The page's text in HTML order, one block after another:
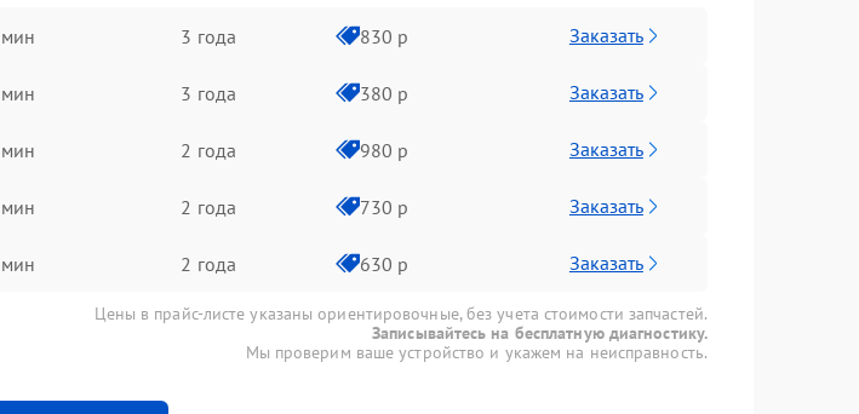
3 года 830 р Заказать
3 года 380 р Заказать
2 года 980 р Заказать
2 года 730 р Заказать
2 года 630 р Заказать
Цены в прайс-листе указаны ориентировочные, без учета стоимости запчастей.
Записывайтесь на бесплатную диагностику.
Мы проверим ваше устройство и укажем на неисправность.